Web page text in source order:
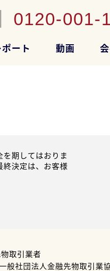
0120-001-
ート 動画
期してはおりま
終決定は、お客様
取引業者
般社団法人金融先物取引業